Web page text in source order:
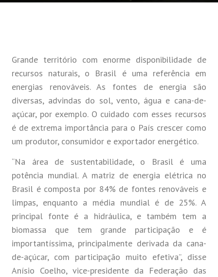
Grande território com enorme disponibilidade de
recursos naturais, o Brasil é uma referência em
energias renováveis. As fontes de energia são
diversas, advindas do sol, vento, água e cana-de-
açúcar, por exemplo. O cuidado com esses recursos
é de extrema importância para o País crescer como
um produtor, consumidor e exportador energético.
“Na área de sustentabilidade, o Brasil é uma
potência mundial. A matriz de energia elétrica no
Brasil é composta por 84% de fontes renováveis e
limpas, enquanto a média mundial é de 25%. A
principal fonte é a hidráulica, e também tem a
biomassa que tem grande participação e é
importantíssima, principalmente derivada da cana-
de-açúcar, com participação muito efetiva”, disse
Anísio Coelho, vice-presidente da Federação das